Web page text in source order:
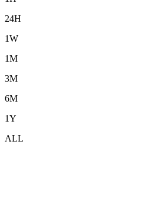
24H
1W
1M
3M
6M
1Y
ALL